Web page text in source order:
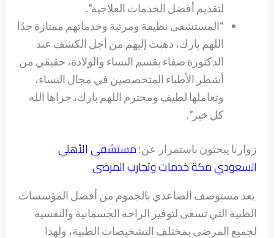
لتقديم أفضل الخدمات العلاجية”.
“المستشفى نظيفة ومرتبة وخدماتهم ممتازة جدًا
اللهم بارك، ذهبت إليهم من أجل الكشف عند
الدكتورة صفاء بقسم النساء والولادة، حقيقي من
أشطر الأطباء المتخصصين في مجال النساء،
وتعاملها لطيف ومحترم اللهم بارك، جزاها الله
كل خير”.
زوارنا يبحثون باستمرار عن:مستشفى الأهلي
السعودي مكة خدمات وتجارب المرضى
يعد مستوصف الصاعدي بالجموم من أفضل المؤسسات
الطبية التي تسعى لتوفير الراحة الجسمانية والنفسية
لجميع المرضى بمختلف التشخيصات الطبية، ولهذا